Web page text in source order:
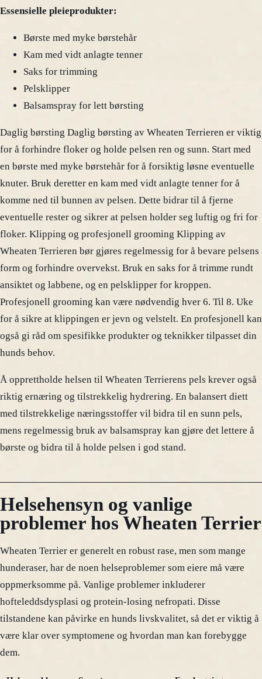
Essensielle pleieprodukter:
Børste med myke børstehår
Kam med vidt anlagte tenner
Saks for trimming
Pelsklipper
Balsamspray for lett børsting
Daglig børsting Daglig børsting av Wheaten Terrieren er viktig
for å forhindre floker og holde pelsen ren og sunn. Start med
en børste med myke børstehår for å forsiktig løsne eventuelle
knuter. Bruk deretter en kam med vidt anlagte tenner for å
komme ned til bunnen av pelsen. Dette bidrar til å fjerne
eventuelle rester og sikrer at pelsen holder seg luftig og fri for
floker. Klipping og profesjonell grooming Klipping av
Wheaten Terrieren bør gjøres regelmessig for å bevare pelsens
form og forhindre overvekst. Bruk en saks for å trimme rundt
ansiktet og labbene, og en pelsklipper for kroppen.
Profesjonell grooming kan være nødvendig hver 6. Til 8. Uke
for å sikre at klippingen er jevn og velstelt. En profesjonell kan
også gi råd om spesifikke produkter og teknikker tilpasset din
hunds behov.
Å opprettholde helsen til Wheaten Terrierens pels krever også
riktig ernæring og tilstrekkelig hydrering. En balansert diett
med tilstrekkelige næringsstoffer vil bidra til en sunn pels,
mens regelmessig bruk av balsamspray kan gjøre det lettere å
børste og bidra til å holde pelsen i god stand.
Helsehensyn og vanlige
problemer hos Wheaten Terrier
Wheaten Terrier er generelt en robust rase, men som mange
hunderaser, har de noen helseproblemer som eiere må være
oppmerksomme på. Vanlige problemer inkluderer
hofteleddsdysplasi og protein-losing nefropati. Disse
tilstandene kan påvirke en hunds livskvalitet, så det er viktig å
være klar over symptomene og hvordan man kan forebygge
dem.